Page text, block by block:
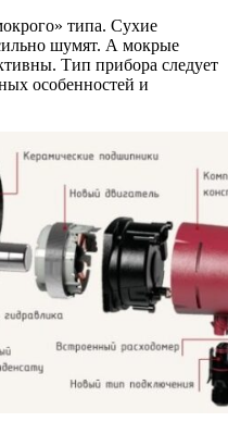
типа. Сухие
шумят. А мокрые
Тип прибора следует
особенностей и